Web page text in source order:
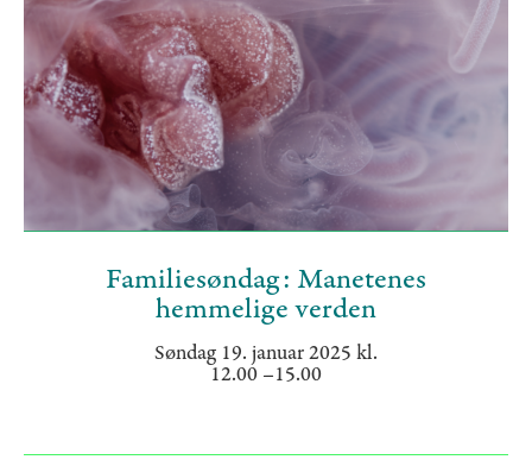
Familiesøndag: Manetenes
hemmelige verden
Søndag 19. januar 2025 kl.
12.00 –15.00